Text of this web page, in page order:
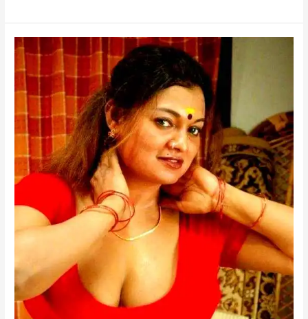
গুদটা
বেশ
নরম
একদম
তুলতুলে